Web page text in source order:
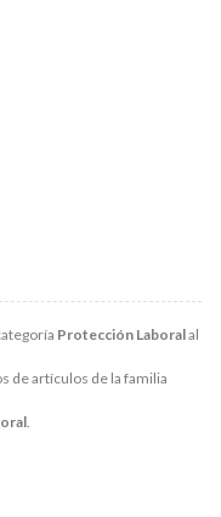
Protección Laboralal
de artículos de la familia
.